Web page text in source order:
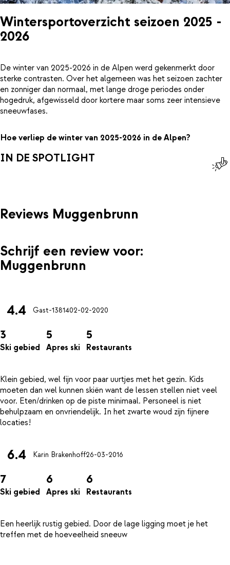
Wintersportoverzicht seizoen 2025 -
2026
De winter van 2025-2026 in de Alpen werd gekenmerkt door
sterke contrasten. Over het algemeen was het seizoen zachter
en zonniger dan normaal, met lange droge periodes onder
hogedruk, afgewisseld door kortere maar soms zeer intensieve
sneeuwfases.
Hoe verliep de winter van 2025-2026 in de Alpen?
IN DE SPOTLIGHT
Reviews Muggenbrunn
Schrijf een review voor:
Muggenbrunn
4.4 Gast-1381402-02-2020
3
Ski gebied
5
Apres ski
5
Restaurants
Klein gebied, wel fijn voor paar uurtjes met het gezin. Kids
moeten dan wel kunnen skiën want de lessen stellen niet veel
voor. Eten/drinken op de piste minimaal. Personeel is niet
behulpzaam en onvriendelijk. In het zwarte woud zijn fijnere
6.4 Karin Brakenhoff26-03-2016
7
Ski gebied
6
Apres ski
6
Restaurants
Een heerlijk rustig gebied. Door de lage ligging moet je het
treffen met de hoeveelheid sneeuw